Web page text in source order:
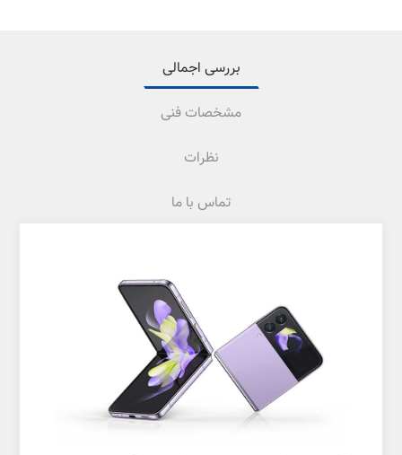
بررسی اجمالی
مشخصات فنی
نظرات
تماس با ما